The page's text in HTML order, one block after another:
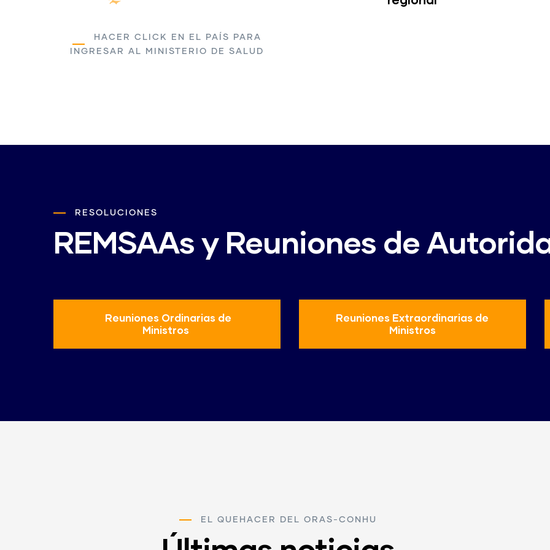
HACER CLICK EN EL PAÍS PARA
INGRESAR AL MINISTERIO DE SALUD
RESOLUCIONES
REMSAAs y Reuniones de
Reuniones Ordinarias de
Ministros
Reuniones Extraordinarias de
Ministros
EL QUEHACER DEL ORAS-CONHU